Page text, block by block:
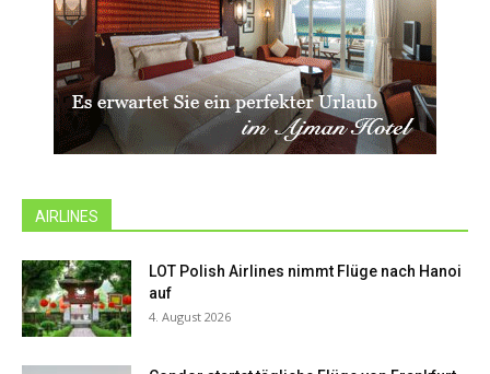
AIRLINES
LOT Polish Airlines nimmt Flüge nach Hanoi
auf
4. August 2026